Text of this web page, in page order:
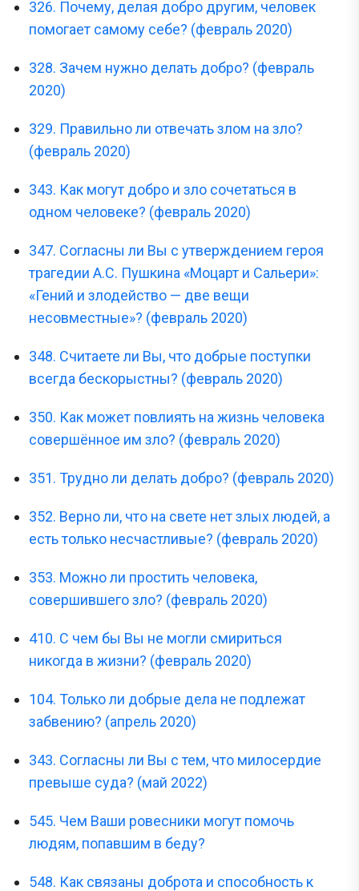
326. Почему, делая добро другим, человек
помогает самому себе? (февраль 2020)
328. Зачем нужно делать добро? (февраль
2020)
329. Правильно ли отвечать злом на зло?
(февраль 2020)
343. Как могут добро и зло сочетаться в
одном человеке? (февраль 2020)
347. Согласны ли Вы с утверждением героя
трагедии А.С. Пушкина «Моцарт и Сальери»:
«Гений и злодейство — две вещи
несовместные»? (февраль 2020)
348. Считаете ли Вы, что добрые поступки
всегда бескорыстны? (февраль 2020)
350. Как может повлиять на жизнь человека
совершённое им зло? (февраль 2020)
351. Трудно ли делать добро? (февраль 2020)
352. Верно ли, что на свете нет злых людей, а
есть только несчастливые? (февраль 2020)
353. Можно ли простить человека,
совершившего зло? (февраль 2020)
410. С чем бы Вы не могли смириться
никогда в жизни? (февраль 2020)
104. Только ли добрые дела не подлежат
забвению? (апрель 2020)
343. Согласны ли Вы с тем, что милосердие
превыше суда? (май 2022)
545. Чем Ваши ровесники могут помочь
людям, попавшим в беду?
548. Как связаны доброта и способность к